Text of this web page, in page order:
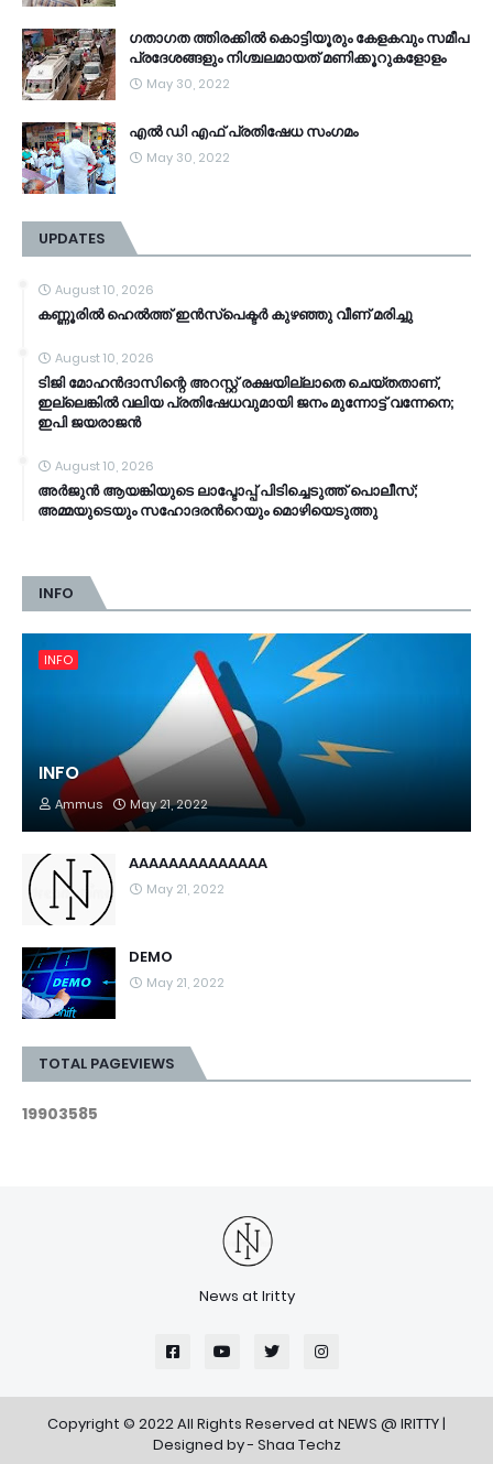
ഗതാഗത ത്തിരക്കിൽ കൊട്ടിയൂരും കേളകവും സമീപ
പ്രദേശങ്ങളും നിശ്ചലമായത് മണിക്കൂറുകളോളം
May 30, 2022
എൽ ഡി എഫ് പ്രതിഷേധ സംഗമം
May 30, 2022
UPDATES
August 10, 2026
കണ്ണൂരിൽ ഹെൽത്ത്‌ ഇൻസ്‌പെക്ടർ കുഴഞ്ഞു വീണ് മരിച്ചു
August 10, 2026
ടിജി മോഹൻദാസിന്റെ അറസ്റ്റ് രക്ഷയില്ലാതെ ചെയ്തതാണ്,
ഇല്ലെങ്കിൽ വലിയ പ്രതിഷേധവുമായി ജനം മുന്നോട്ട് വന്നേനെ;
ഇപി ജയരാജൻ
August 10, 2026
അര്‍ജുന്‍ ആയങ്കിയുടെ ലാപ്ടോപ്പ് പിടിച്ചെടുത്ത് പൊലീസ്;
അമ്മയുടെയും സഹോദരന്‍റെയും മൊഴിയെടുത്തു
INFO
INFO
INFO
Ammus May 21, 2022
AAAAAAAAAAAAAA
May 21, 2022
DEMO
May 21, 2022
TOTAL PAGEVIEWS
19903585
News at Iritty
Copyright © 2022 All Rights Reserved at NEWS @ IRITTY|
Designed by - Shaa Techz